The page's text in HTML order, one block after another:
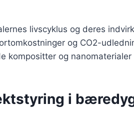
livscyklus og deres
og CO2-
kompositter og
i